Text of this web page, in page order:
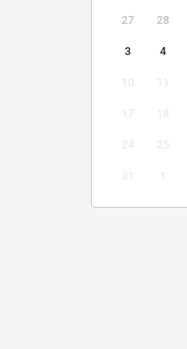
27 28
3 4